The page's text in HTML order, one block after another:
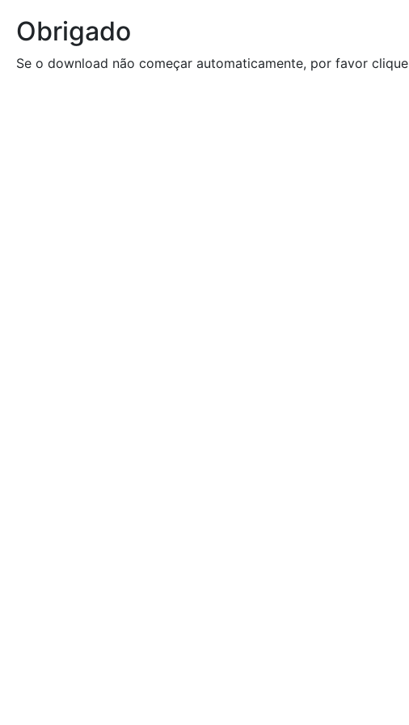
Obrigado
Se o download não começar automaticamente, por favor clique